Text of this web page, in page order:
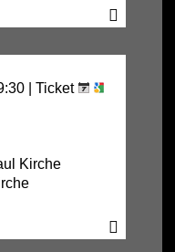
| Ticket
Kirche